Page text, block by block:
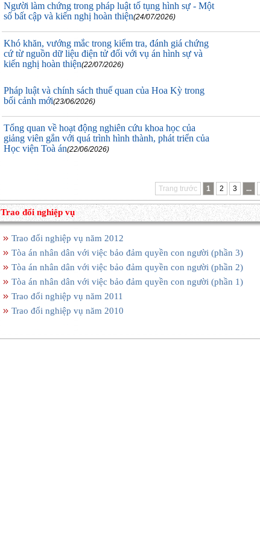
Người làm chứng trong pháp luật tố tụng hình sự - Một
số bất cập và kiến nghị hoàn thiện(24/07/2026)
Khó khăn, vướng mắc trong kiểm tra, đánh giá chứng
cứ từ nguồn dữ liệu điện tử đối với vụ án hình sự và
kiến nghị hoàn thiện(22/07/2026)
Pháp luật và chính sách thuế quan của Hoa Kỳ trong
bối cảnh mới(23/06/2026)
Tổng quan về hoạt động nghiên cứu khoa học của
giảng viên gắn với quá trình hình thành, phát triển của
Học viện Toà án(22/06/2026)
Trang trước 1 2 3 ...
Trao đổi nghiệp vụ
Trao đổi nghiệp vụ năm 2012
Tòa án nhân dân với việc bảo đảm quyền con người (phần 3)
Tòa án nhân dân với việc bảo đảm quyền con người (phần 2)
Tòa án nhân dân với việc bảo đảm quyền con người (phần 1)
Trao đổi nghiệp vụ năm 2011
Trao đổi nghiệp vụ năm 2010